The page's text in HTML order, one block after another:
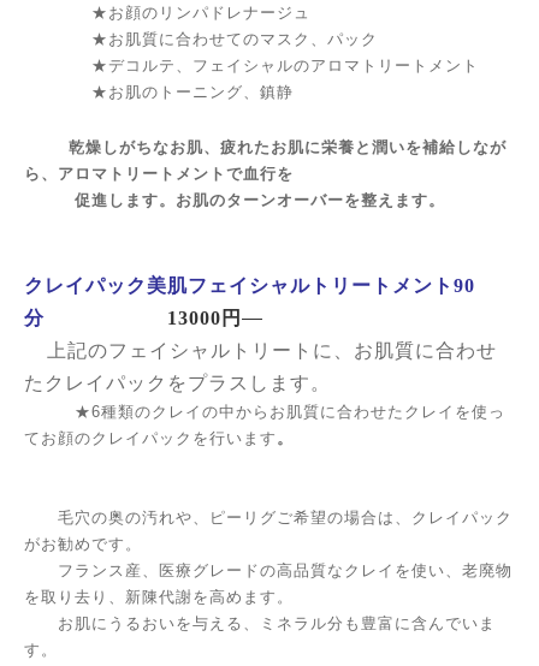
★お顔のリンパドレナージュ
★お肌質に合わせてのマスク、パック
★デコルテ、フェイシャルのアロマトリートメント
★お肌のトーニング、鎮静
乾燥しがちなお肌、疲れたお肌に栄養と潤いを補給しなが
ら、アロマトリートメントで血行を
促進します。お肌のターンオーバーを整えます。
クレイパック美肌フェイシャルトリートメント90
分 13000円
上記のフェイシャルトリートに、お肌質に合わせ
たクレイパックをプラスします。
★6種類のクレイの中からお肌質に合わせたクレイを使っ
てお顔のクレイパックを行います 。
毛穴の奥の汚れや、ピーリグご希望の場合は、クレイパック
がお勧めです。
フランス産、医療グレードの高品質なクレイを使い、老廃物
を取り去り、新陳代謝を高めます。
お肌にうるおいを与える、ミネラル分も豊富に含んでいま
す。